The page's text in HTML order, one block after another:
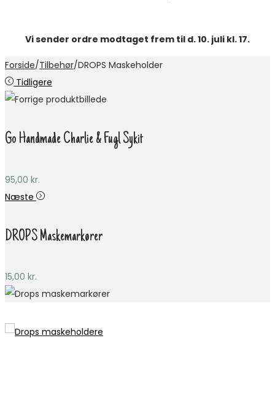
Vi sender ordre modtaget frem til d. 10. juli kl. 17.
Forside/Tilbehør/DROPS Maskeholder
Tidligere
Go Handmade Charlie & Fugl Sykit
95,00 kr.
Næste
DROPS Maskemarkører
15,00 kr.